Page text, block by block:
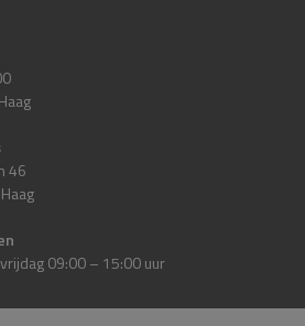
46
09:00 – 15:00 uur